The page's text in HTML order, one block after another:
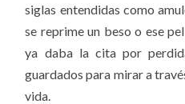
siglas entendidas como
se reprime un beso o ese
ya daba la cita por
guardados para mirar a
vida.